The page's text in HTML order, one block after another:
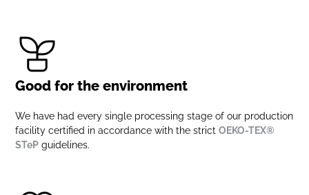
Good for the environment
We have had every single processing stage of our production
facility certified in accordance with the strictOEKO-TEX®
STeP guidelines.